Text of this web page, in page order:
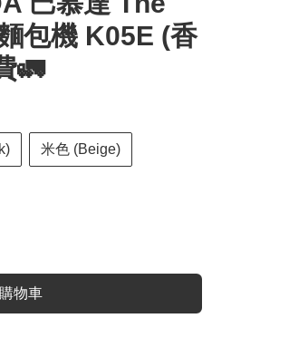
包機 K05E (香
🚛
米色 (Beige)
物車